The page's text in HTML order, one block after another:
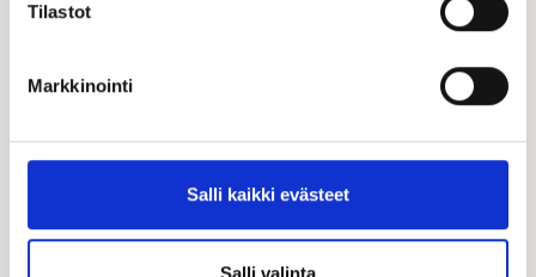
Tilastot
Markkinointi
Salli kaikki evästeet
Salli valinta
Hyödynnä Kastellin tarjoamat merkittävät
kampanjamme.